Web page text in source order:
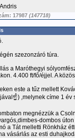
17987 (147718)
szezonzáró túra.
a Maróthegyi
4.400 ft/fő/éjjel. A
este a tűz mellett
,melynek címe 1 év
megnézzük a
dombos
a Tát melletti Rönkház
vásárlás az esti